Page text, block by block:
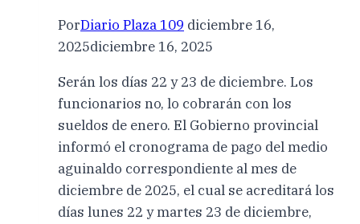
PorDiario Plaza 109 diciembre 16,
2025diciembre 16, 2025
Serán los días 22 y 23 de diciembre. Los
funcionarios no, lo cobrarán con los
sueldos de enero. El Gobierno provincial
informó el cronograma de pago del medio
aguinaldo correspondiente al mes de
diciembre de 2025, el cual se acreditará los
días lunes 22 y martes 23 de diciembre,